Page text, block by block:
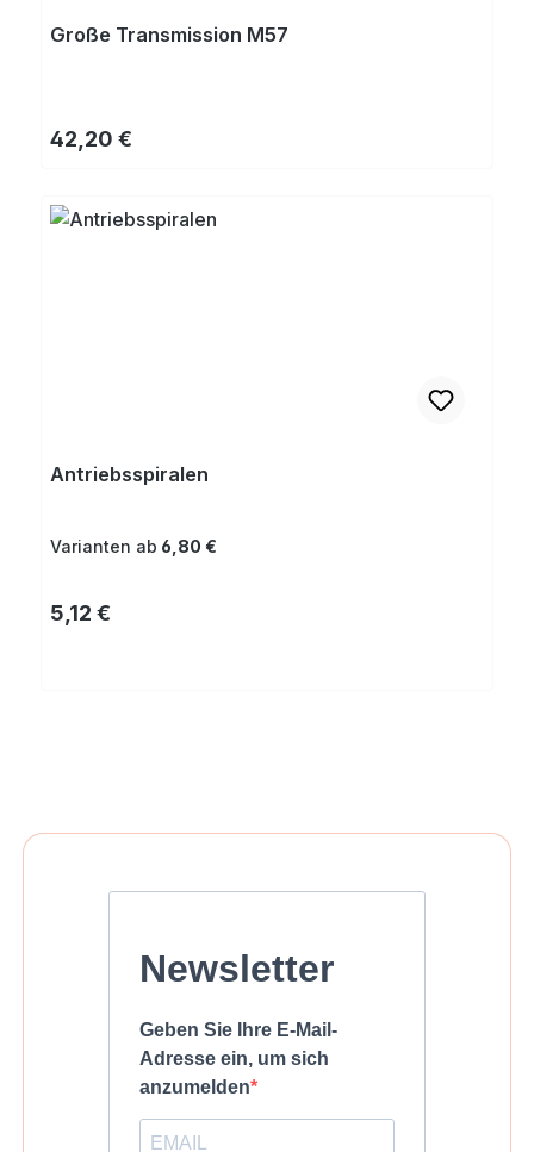
Große Transmission M57
Regulärer Preis:
42,20 €
Antriebsspiralen
Varianten ab 6,80 €
Regulärer Preis:
5,12 €
Newsletter
Geben Sie Ihre E-Mail-
Adresse ein, um sich
anzumelden